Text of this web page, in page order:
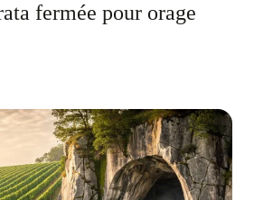
fermée pour orage